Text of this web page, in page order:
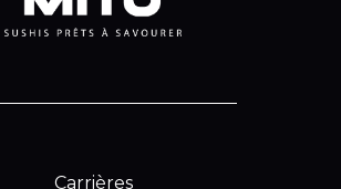
Carrières